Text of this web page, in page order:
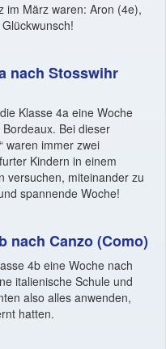
im März waren: Aron (4e),
nach Stosswihr
Klasse 4a eine Woche
Bei dieser
waren immer zwei
Kindern in einem
versuchen, miteinander zu
spannende Woche!
nach Canzo (Como)
4b eine Woche nach
italienische Schule und
also alles anwenden,
hatten.